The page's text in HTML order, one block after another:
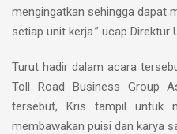
mengingatkan sehingga dapat
setiap unit kerja.” ucap
Turut hadir dalam acara
Toll Road Business Group
tersebut, Kris tampil untuk
membawakan puisi dan karya